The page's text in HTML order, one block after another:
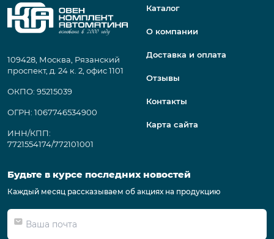
109428, Москва, Рязанский
проспект, д. 24 к. 2, офис 1101
ОКПО: 95215039
ОГРН: 1067746534900
ИНН/КПП:
7721554174/772101001
Каталог
О компании
Доставка и оплата
Отзывы
Контакты
Карта сайта
Будьте в курсе последних новостей
Каждый месяц рассказываем об акциях на продукцию